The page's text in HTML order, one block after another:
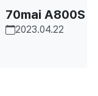
70mai A800S
치 펌웨어 (v3.0)
2023.04.22